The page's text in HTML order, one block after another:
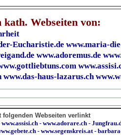
kath. Webseiten von:
Eucharistie.de www.maria-
www.adoremus.de
www.das-haus-lazarus.ch
folgenden Webseiten verlinkt
www.assisi.ch - www.adorare.ch -
- www.segenskreis.at-